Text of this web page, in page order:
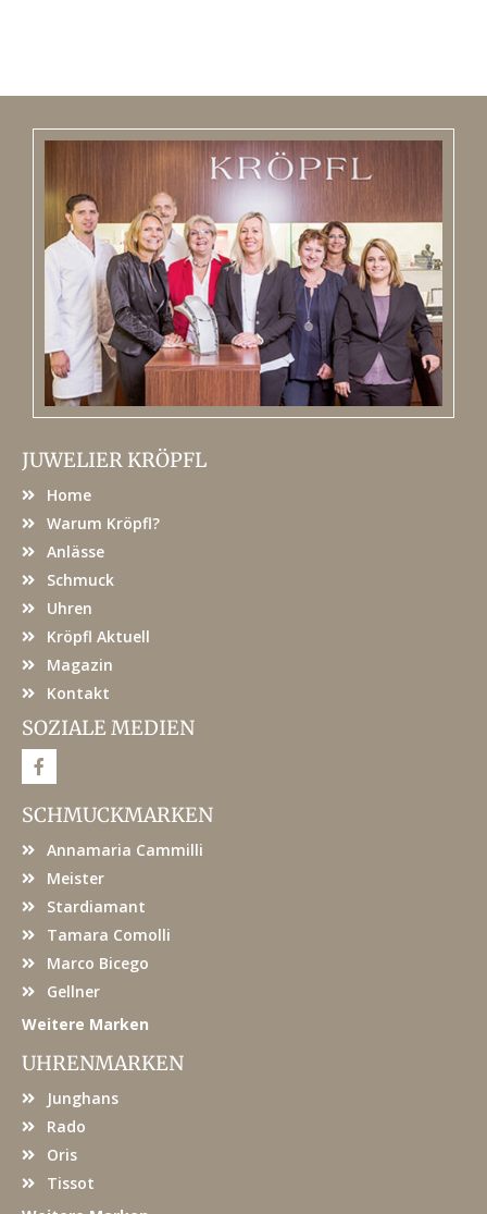
JUWELIER KRÖPFL
Home
Warum Kröpfl?
Anlässe
Schmuck
Uhren
Kröpfl Aktuell
Magazin
Kontakt
SOZIALE MEDIEN
F
a
e
b
o
SCHMUCKMARKEN
Annamaria Cammilli
Meister
Stardiamant
Tamara Comolli
Marco Bicego
Gellner
Weitere Marken
UHRENMARKEN
Junghans
Rado
Oris
Tissot